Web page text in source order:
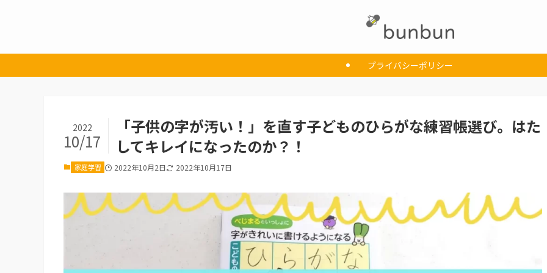
プライバシーポリシー
「子供の字が汚い！」を直す子どものひらがな練習帳選び。はた
してキレイになったのか？！
2022
10/17
家庭学習 2022年10月2日 2022年10月17日